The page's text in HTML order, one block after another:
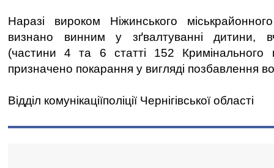
Наразі вироком Ніжинського
визнано винним у зґвалтуванні дитини,
(частини 4 та 6 статті 152 Кримінального
призначено покарання у вигляді позбавлення
Відділ комунікаціїполіції Чернігівської області